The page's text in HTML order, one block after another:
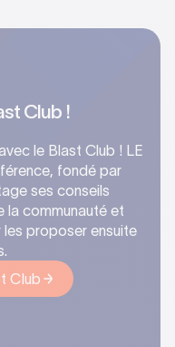
Club !
le Blast Club ! LE
fondé par
ses conseils
la communauté et
proposer ensuite
Club